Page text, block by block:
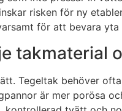
risken för ny
för att bevara
takmaterial
Tegeltak behöver
är mer porösa